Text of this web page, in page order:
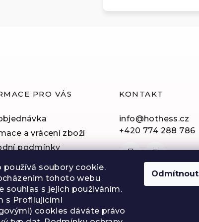
používá soubory cookie.
tohoto webu
souhlas s jejich používáním.
s Profilujícími
cookies dáváte právo
Odmítnout
PRO VÁS
a vrácení zboží
podmínky
ochrany osobních
pravidla
soutěží
a platba
KONTAKT
info@hothess.cz
+420 774 288 786